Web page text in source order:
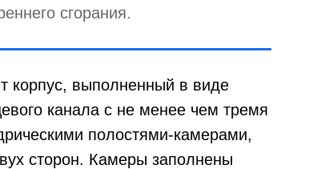
сгорания.
корпус, выполненный в виде
канала с не менее чем тремя
полостями-камерами,
сторон. Камеры заполнены